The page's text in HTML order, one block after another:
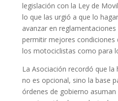
legislación con la Ley de
lo que las urgió a que lo
avanzar en
permitir mejores condiciones
los motociclistas como para
La Asociación recordó que
no es opcional, sino la base
órdenes de gobierno